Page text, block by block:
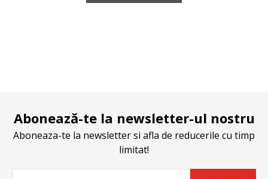
Abonează-te la newsletter-ul nostru
Aboneaza-te la newsletter si afla de reducerile cu timp
limitat!